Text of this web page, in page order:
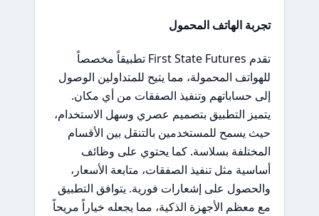
تجربة الهاتف المحمول
تقدم First State Futures تطبيقاً مخصصاً
للهواتف المحمولة، مما يتيح للمتداولين الوصول
إلى حساباتهم وتنفيذ الصفقات من أي مكان.
يتميز التطبيق بتصميم عصري وسهل الاستخدام،
حيث يسمح للمستخدمين بالتنقل بين الأقسام
المختلفة بسلاسة. كما يحتوي على وظائف
أساسية مثل تنفيذ الصفقات، متابعة الأسعار،
والحصول على إشعارات فورية. يتوافق التطبيق
مع معظم الأجهزة الذكية، مما يجعله خياراً مريحاً